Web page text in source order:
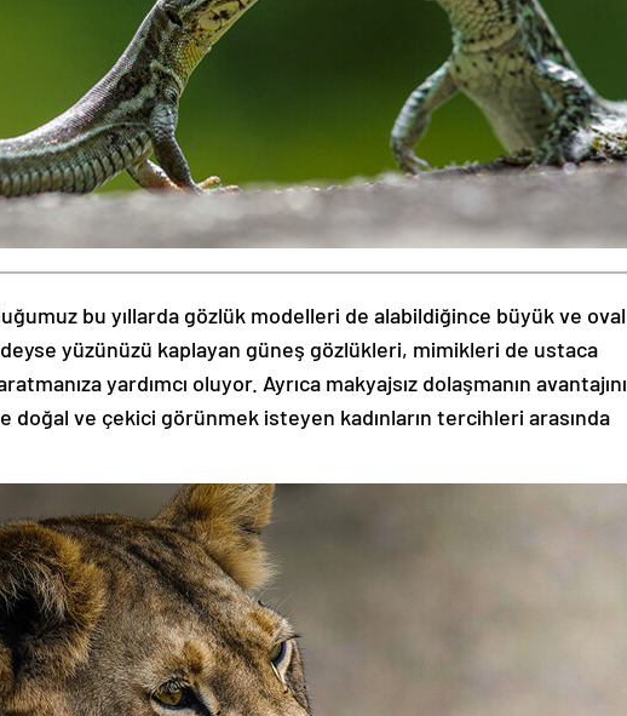
bu yıllarda gözlük modelleri de alabildiğince büyük ve oval
yüzünüzü kaplayan güneş gözlükleri, mimikleri de ustaca
yardımcı oluyor. Ayrıca makyajsız dolaşmanın avantajını
doğal ve çekici görünmek isteyen kadınların tercihleri arasında